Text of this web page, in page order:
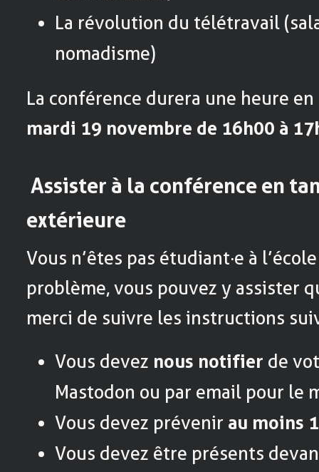
La révolution du télétravail
nomadisme)
La conférence durera une heure en
mardi 19 novembre de 16h00 à
Assister à la conférence en
extérieure
Vous n’êtes pas étudiant·e à
problème, vous pouvez y assister
merci de suivre les instructions
Vous devez nous notifier de
Mastodon ou par email pour le
Vous devez prévenir au moins
Vous devez être présents